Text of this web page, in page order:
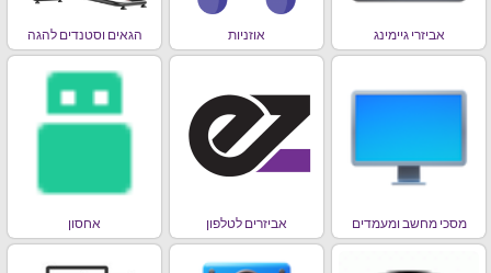
אביזרי גיימינג אוזניות הגאים וסטנדים להגה
מסכי מחשב ומעמדים אביזרים לטלפון אחסון